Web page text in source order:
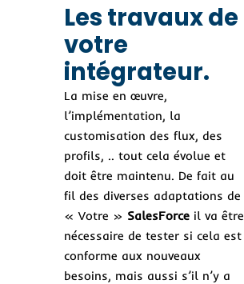
Les travaux de
votre
intégrateur.
La mise en œuvre,
l’implémentation, la
customisation des flux, des
profils, .. tout cela évolue et
doit être maintenu. De fait au
fil des diverses adaptations de
« Votre » SalesForceil va être
nécessaire de tester si cela est
conforme aux nouveaux
besoins, mais aussi s’il n’y a